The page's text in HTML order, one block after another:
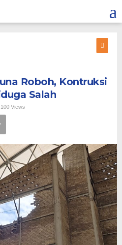
Roboh, Kontruksi
Salah
100 Views